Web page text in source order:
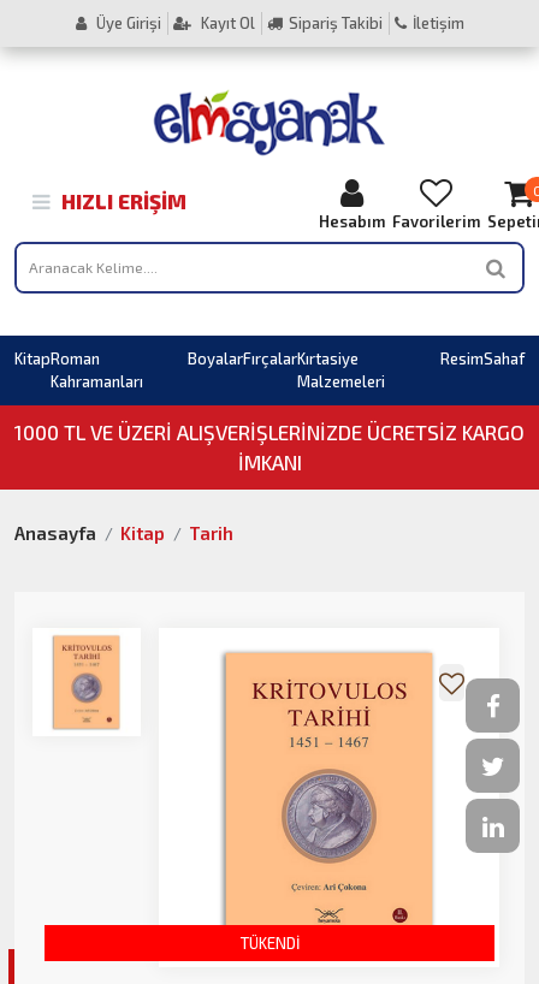
Üye Girişi Kayıt Ol Sipariş Takibi İletişim
HIZLI ERIŞIM
Hesabım Favorilerim
KitapRoman
Kahramanları
BoyalarFırçalarKırtasiye
Malzemeleri
ResimSahaf
1000 TL VE ÜZERI ALIŞVERIŞLERINIZDE ÜCRETSİZ KARGO
İMKANI
Anasayfa Kitap Tarih
TÜKENDİ